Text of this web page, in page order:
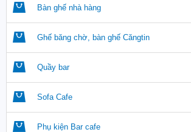
Bàn ghế nhà hàng
Ghế băng chờ, bàn ghế Căngtin
Quầy bar
Sofa Cafe
Phụ kiện Bar cafe